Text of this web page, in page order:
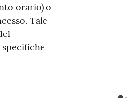
orario) o
Tale
specifiche